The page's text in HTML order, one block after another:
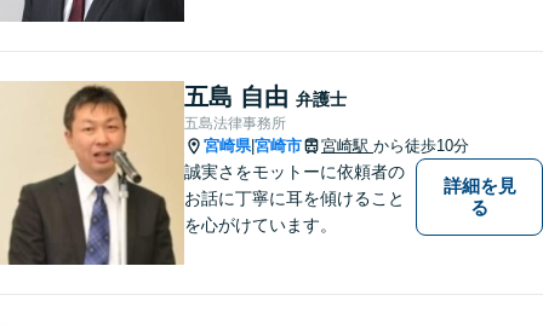
ることを目指しています。何
が依頼者にとって最善の結果
であるかだけを考え依頼者に
提案しています。
五島 自由 弁護士
五島法律事務所
宮崎県|宮崎市 宮崎駅 から徒歩10分
誠実さをモットーに依頼者の
お話に丁寧に耳を傾けること
を心がけています。
詳細を見
る